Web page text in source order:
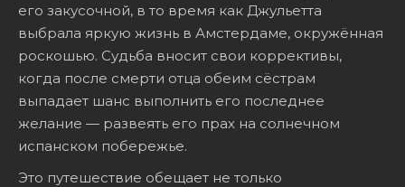
его закусочной, в то время как Джульетта
выбрала яркую жизнь в Амстердаме, окружённая
роскошью. Судьба вносит свои коррективы,
когда после смерти отца обеим сёстрам
выпадает шанс выполнить его последнее
желание — развеять его прах на солнечном
испанском побережье.
Это путешествие обещает не только